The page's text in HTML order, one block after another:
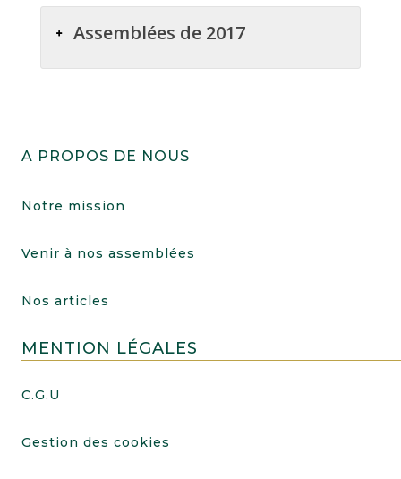
Assemblées de 2017
A PROPOS DE NOUS
Notre mission
Venir à nos assemblées
Nos articles
MENTION LÉGALES
C.G.U
Gestion des cookies